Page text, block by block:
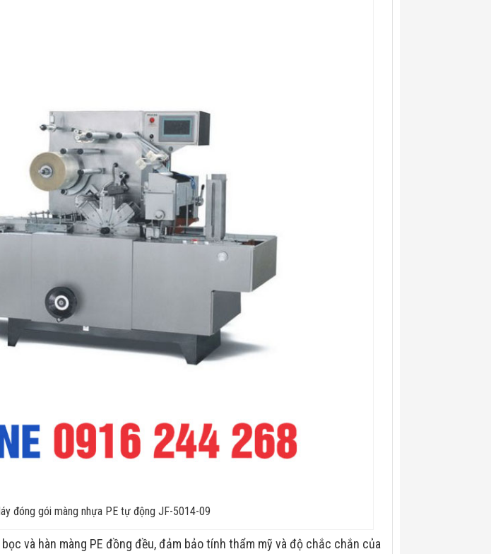
đóng gói màng nhựa PE tự động JF-5014-09
và hàn màng PE đồng đều, đảm bảo tính thẩm mỹ và độ chắc chắn của